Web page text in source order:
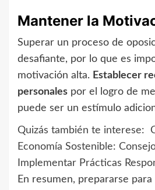
Mantener la
Superar un proceso de
desafiante, por lo que es
motivación alta. Establecer
personales por el logro de
puede ser un estímulo
Quizás también te interese:
Economía Sostenible:
Implementar Prácticas
En resumen, prepararse